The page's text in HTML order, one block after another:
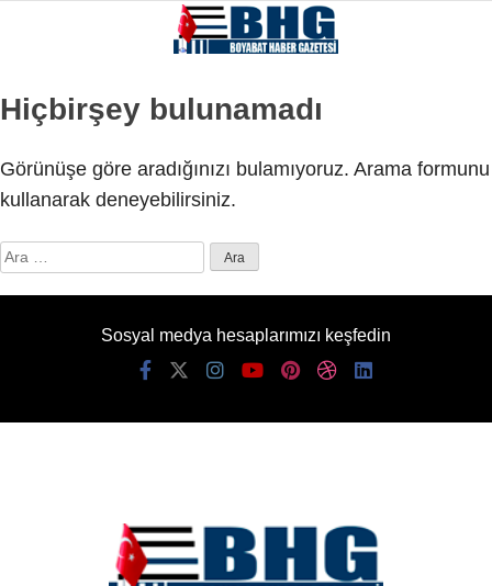
Hiçbirşey bulunamadı
Görünüşe göre aradığınızı bulamıyoruz. Arama formunu
kullanarak deneyebilirsiniz.
Arama:
Sosyal medya hesaplarımızı keşfedin